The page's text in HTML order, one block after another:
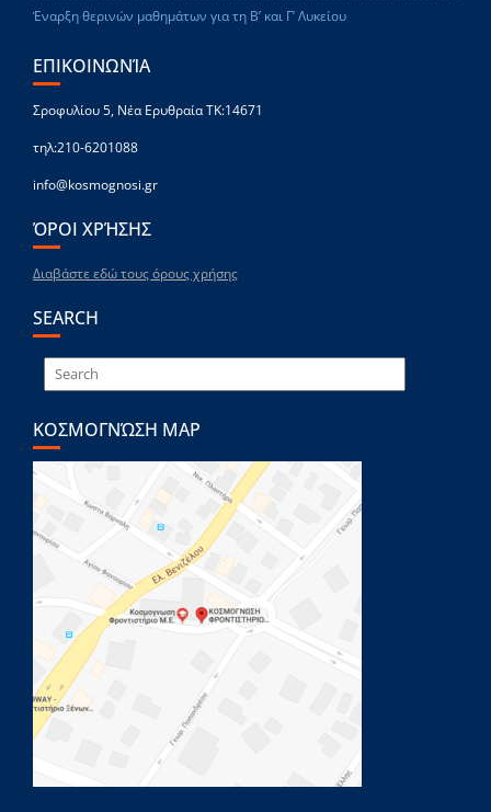
Έναρξη θερινών μαθημάτων για τη Β’ και Γ’ Λυκείου
ΕΠΙΚΟΙΝΩΝΊΑ
Σροφυλίου 5, Νέα Ερυθραία ΤΚ:14671
τηλ:210-6201088
info@kosmognosi.gr
ΌΡΟΙ ΧΡΉΣΗΣ
Διαβάστε εδώ τους όρους χρήσης
SEARCH
ΚΟΣΜΟΓΝΏΣΗ MAP